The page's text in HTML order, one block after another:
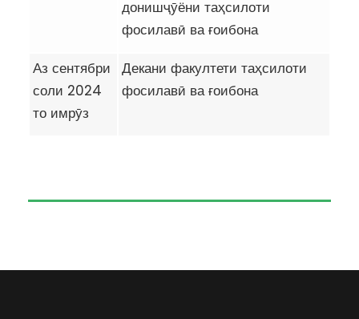
донишҷӯёни таҳсилоти
фосилавӣ ва ғоибона
Аз сентябри
соли 2024
то имрӯз
Декани факултети таҳсилоти
фосилавӣ ва ғоибона